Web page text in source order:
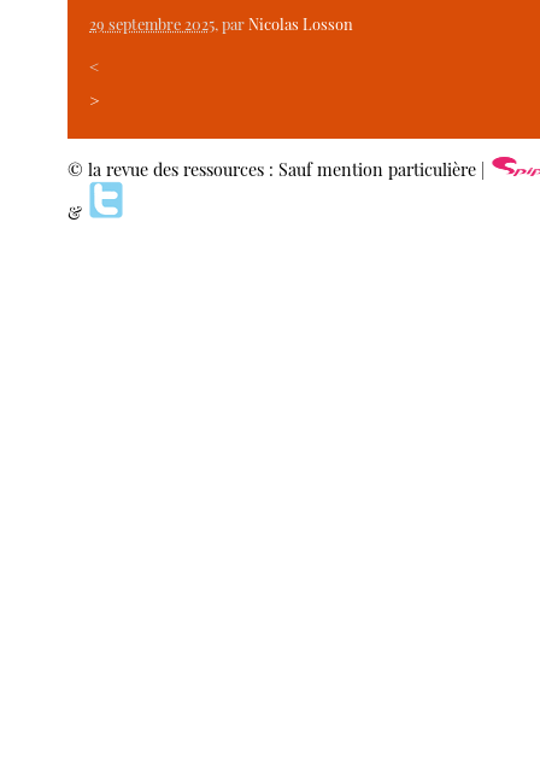
29 septembre 2025, parNicolas Losson
<
>
© la revue des ressources : Sauf mention particulière |
&